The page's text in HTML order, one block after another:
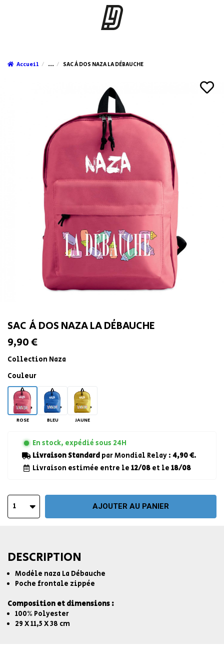
Accueil ... SAC À DOS NAZA LA DÉBAUCHE
SAC À DOS NAZA LA DÉBAUCHE
9,90 €
Collection Naza
Couleur
ROSE BLEU JAUNE
En stock, expédié sous 24H
Livraison Standard par Mondial Relay : 4,90 €.
Livraison estimée entre le 12/08 et le 18/08
1 AJOUTER AU PANIER
DESCRIPTION
Modèle naza La Débauche
Poche frontale zippée
Composition et dimensions :
100% Polyester
29 X 11,5 X 38 cm